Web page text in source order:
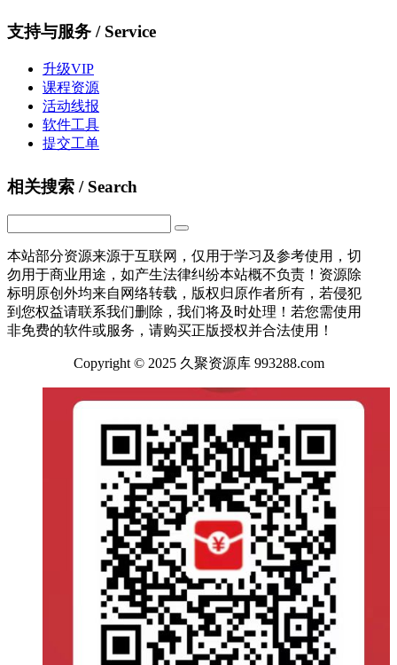
支持与服务 / Service
升级VIP
课程资源
活动线报
软件工具
提交工单
相关搜索 / Search
本站部分资源来源于互联网，仅用于学习及参考使用，切
勿用于商业用途，如产生法律纠纷本站概不负责！资源除
标明原创外均来自网络转载，版权归原作者所有，若侵犯
到您权益请联系我们删除，我们将及时处理！若您需使用
非免费的软件或服务，请购买正版授权并合法使用！
Copyright © 2025 久聚资源库 993288.com